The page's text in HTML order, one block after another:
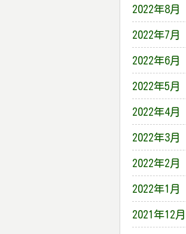
2022年8月
2022年7月
2022年6月
2022年5月
2022年4月
2022年3月
2022年2月
2022年1月
2021年12月